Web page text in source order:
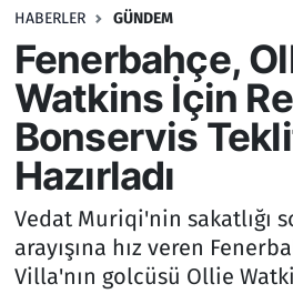
HABERLER GÜNDEM
Fenerbahçe,
Watkins İçin
Bonservis
Hazırladı
Vedat Muriqi'nin sakatlığı
arayışına hız veren
Villa'nın golcüsü Ollie
Sağlık
Ekonomi
Yaşam
Hava Durumu
Süper Lig Puan Durumu ve
Tüm Manşetler
Son Dakika Haberleri
Haber Arşivi